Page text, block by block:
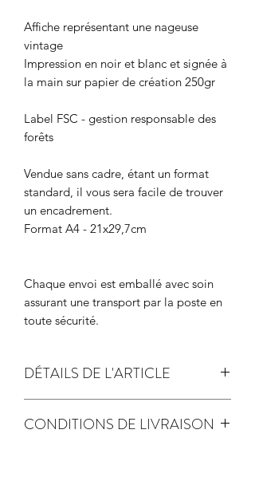
Affiche représentant une nageuse
vintage
Impression en noir et blanc et signée à
la main sur papier de création 250gr
Label FSC - gestion responsable des
forêts
Vendue sans cadre, étant un format
standard, il vous sera facile de trouver
un encadrement.
Format A4 - 21x29,7cm
Chaque envoi est emballé avec soin
assurant une transport par la poste en
toute sécurité.
DÉTAILS DE L'ARTICLE
CONDITIONS DE LIVRAISON